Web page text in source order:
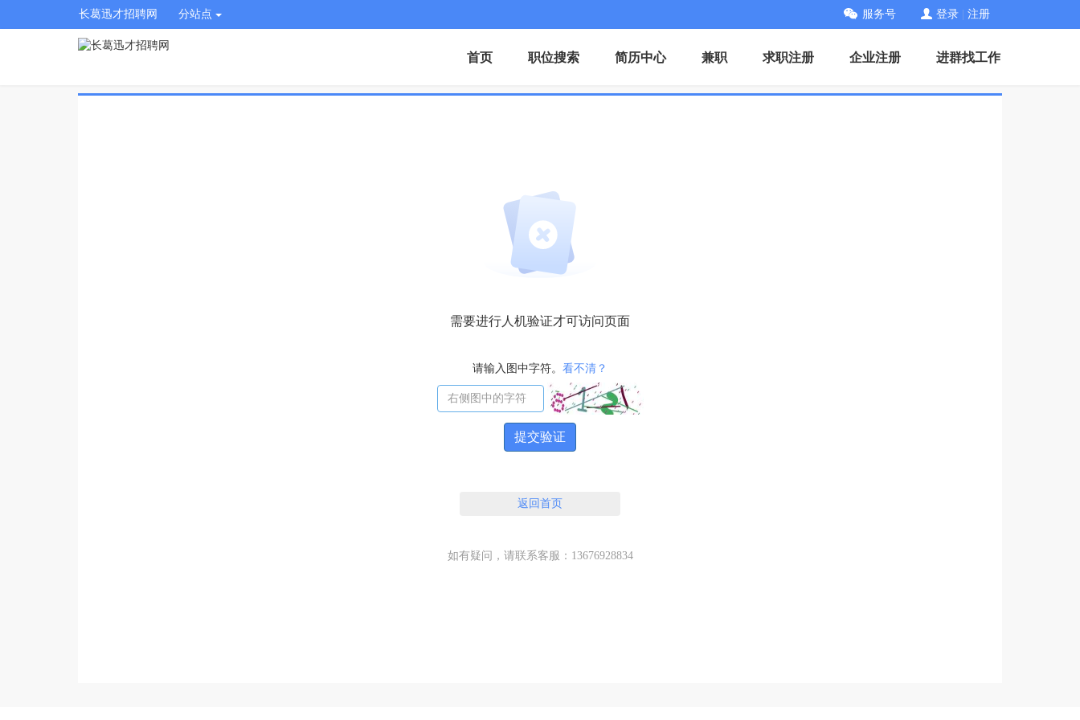
长葛迅才招聘网 分站点 服务号 登录 注册
首页 职位搜索 简历中心 兼职 求职注册 企业注册 进群找工作
需要进行人机验证才可访问页面
请输入图中字符。 看不清？
提交验证
返回首页
如有疑问，请联系客服：13676928834